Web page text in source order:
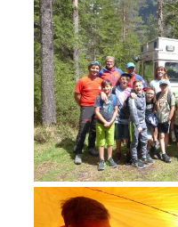
ACTIVITÉ